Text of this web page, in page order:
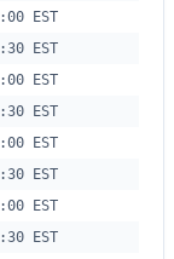
EST
EST
EST
EST
EST
EST
EST
EST